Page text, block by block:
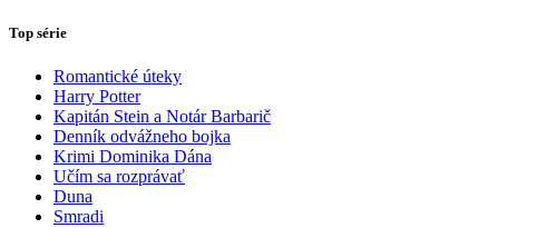
Top série
Romantické úteky
Harry Potter
Kapitán Stein a Notár Barbarič
Denník odvážneho bojka
Krimi Dominika Dána
Učím sa rozprávať
Duna
Smradi